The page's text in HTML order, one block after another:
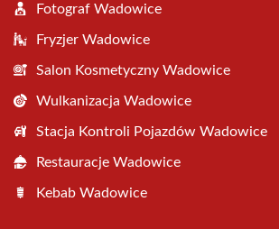
Fotograf Wadowice
Fryzjer Wadowice
Salon Kosmetyczny Wadowice
Wulkanizacja Wadowice
Stacja Kontroli Pojazdów Wadowice
Restauracje Wadowice
Kebab Wadowice